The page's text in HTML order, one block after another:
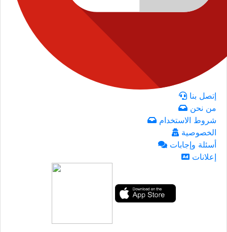
إتصل بنا
من نحن
شروط الاستخدام
الخصوصية
أسئلة وإجابات
إعلانات